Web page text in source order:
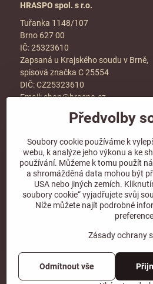
HRASPO spol. s r.o.
Tuřanka 1148/107
Brno 627 00
IČ: 25323610
Zapsaná u Krajského soudu v Brně,
spisová značka C 25554
DIČ: CZ25323610
Email:shop@hraspo.cz
Obchodní podmínky
Více info v sekcikontakt
Sledujte naše sociální sítě!
Předvolby
Soubory cookie používáme k
webu, k analýze jeho výkonu a ke
používání. Můžeme k tomu použít
a shromážděná data mohou být
USA nebo jiných zemích.
soubory cookie“ vyjadřujete svůj
Níže můžete najít podrobné
Zásady ochrany
Odmítnout vše